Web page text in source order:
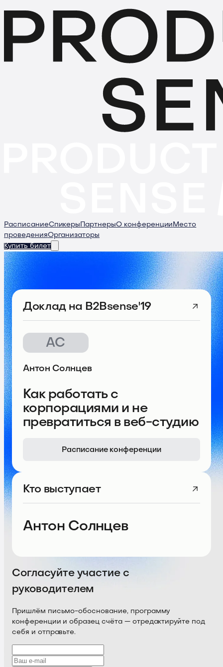
РасписаниеСпикеры ПартнерыО конференции Место
проведенияОрганизаторы
Купить билет
Доклад на B2Bsense'19
АС
Как работать с
корпорациями и не
превратиться в веб-студию
Антон Солнцев
Расписание конференции
Кто выступает
Антон Солнцев
Согласуйте участие с
руководителем
Пришлём письмо-обоснование, программу
конференции и образец счёта — отредактируйте под
себя и отправьте.